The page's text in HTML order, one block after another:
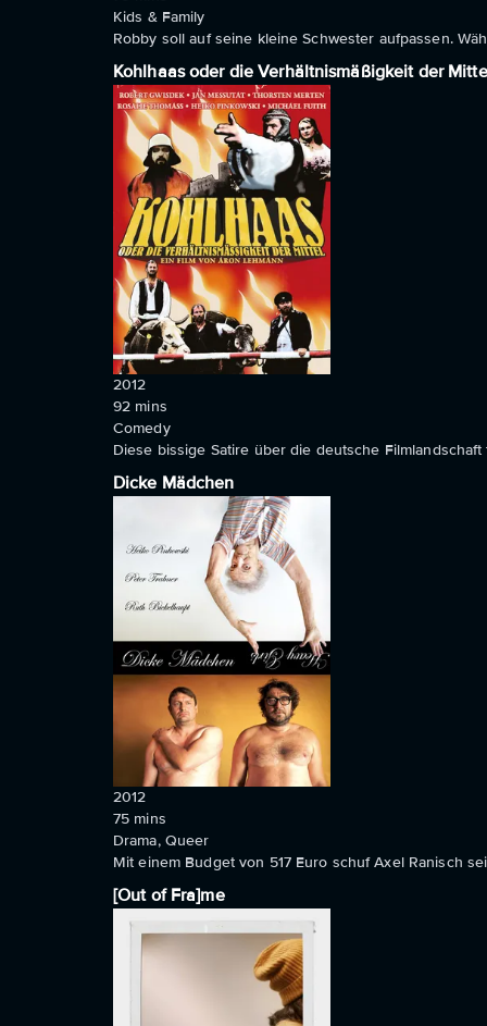
Kids & Family
Robby soll auf seine kleine Schwester aufpassen.
Kohlhaas oder die Verhältnismäßigkeit der
2012
92 mins
Comedy
Diese bissige Satire über die deutsche
Dicke Mädchen
2012
75 mins
Drama, Queer
Mit einem Budget von 517 Euro schuf Axel Ranisch
[Out of Fra]me